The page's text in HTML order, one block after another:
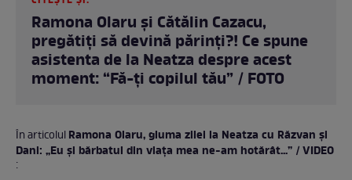
Ramona Olaru și Cătălin Cazacu,
pregătiți să devină părinți?! Ce spune
asistenta de la Neatza despre acest
moment: “Fă-ți copilul tău” / FOTO
În articolulRamona Olaru, gluma zilei la Neatza cu Răzvan și
Dani: „Eu și bărbatul din viața mea ne-am hotărât...” / VIDEO
: